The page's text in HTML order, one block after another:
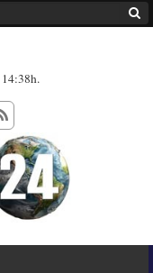
14:38h.